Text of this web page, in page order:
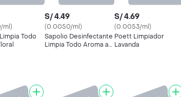
ml)
Todo
S/ 4.49
(0.0050/ml)
Sapolio Desinfectante
Limpia Todo Aroma a
S/ 4.69
(0.0053/ml)
Poett Limpiador
Lavanda